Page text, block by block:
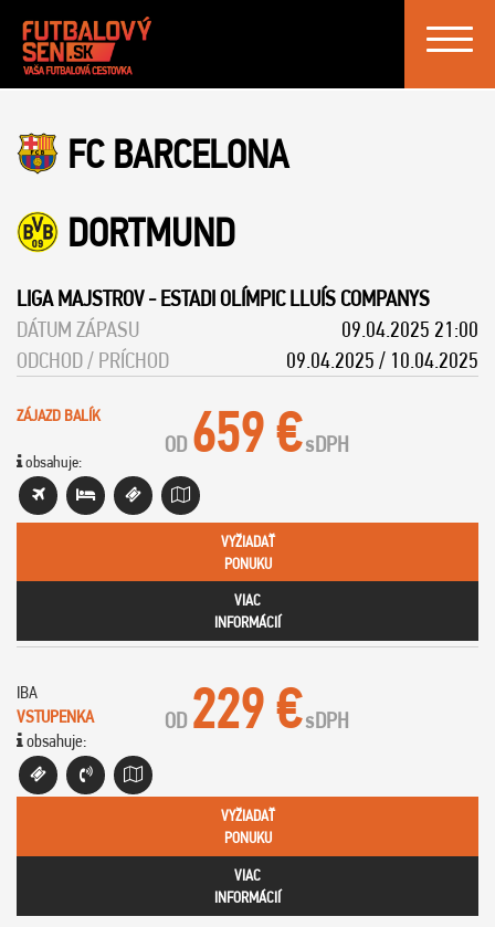
Toggle
FC BARCELONA
DORTMUND
LIGA MAJSTROV-ESTADI OLÍMPIC LLUÍS COMPANYS
DÁTUM ZÁPASU
09.04.2025 21:00
ODCHOD / PRÍCHOD
09.04.2025 / 10.04.2025
ZÁJAZD BALÍK
obsahuje:
OD 659 €sDPH
VYŽIADAŤ
PONUKU
VIAC
INFORMÁCIÍ
IBA
VSTUPENKA
obsahuje:
OD 229 €sDPH
VYŽIADAŤ
PONUKU
VIAC
INFORMÁCIÍ